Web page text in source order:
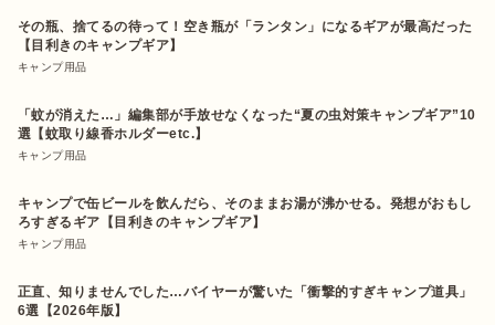
その瓶、捨てるの待って！空き瓶が「ランタン」になるギアが最高だった
【目利きのキャンプギア】
キャンプ用品
「蚊が消えた…」編集部が手放せなくなった“夏の虫対策キャンプギア”10
選【蚊取り線香ホルダーetc.】
キャンプ用品
キャンプで缶ビールを飲んだら、そのままお湯が沸かせる。発想がおもし
ろすぎるギア【目利きのキャンプギア】
キャンプ用品
正直、知りませんでした…バイヤーが驚いた「衝撃的すぎキャンプ道具」
6選【2026年版】